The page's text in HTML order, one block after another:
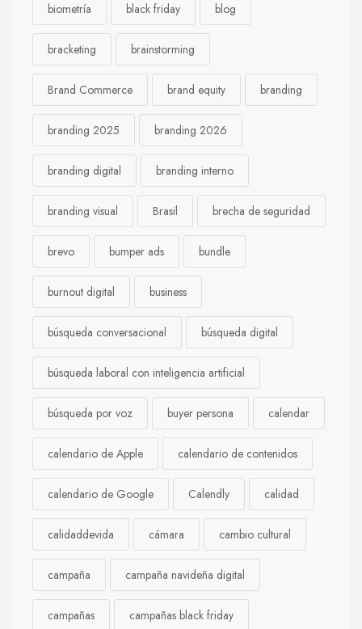
biometría black friday blog
bracketing brainstorming
Brand Commerce brand equity branding
branding 2025 branding 2026
branding digital branding interno
branding visual Brasil brecha de seguridad
brevo bumper ads bundle
burnout digital business
búsqueda conversacional búsqueda digital
búsqueda laboral con inteligencia artificial
búsqueda por voz buyer persona calendar
calendario de Apple calendario de contenidos
calendario de Google Calendly calidad
calidaddevida cámara cambio cultural
campaña campaña navideña digital
campañas campañas black friday